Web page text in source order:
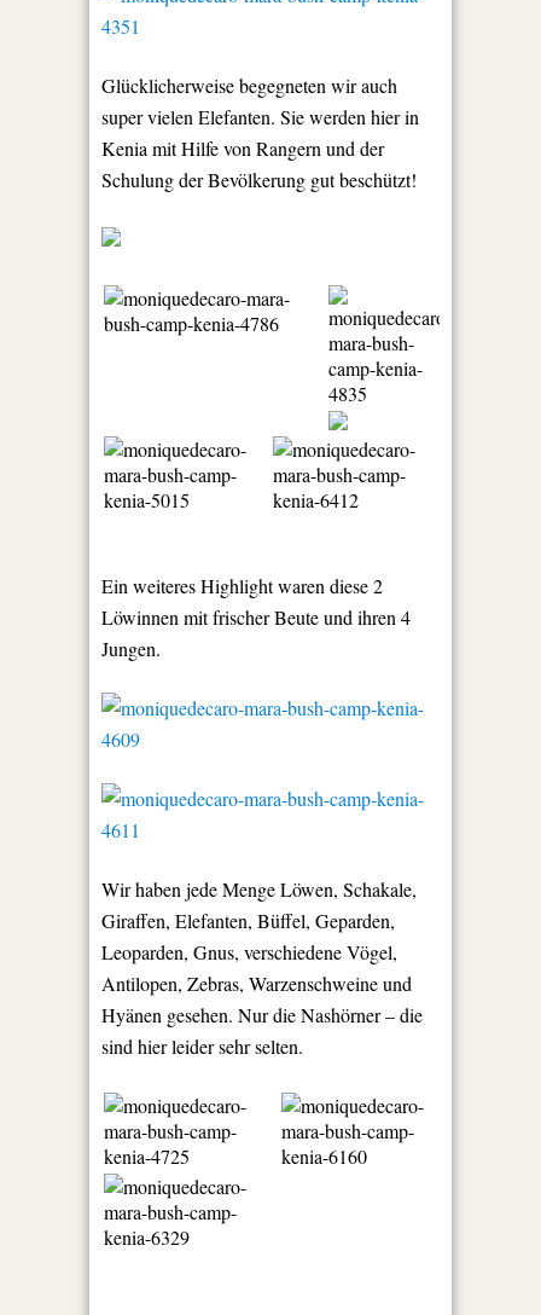
Glücklicherweise begegneten wir auch
super vielen Elefanten. Sie werden hier in
Kenia mit Hilfe von Rangern und der
Schulung der Bevölkerung gut beschützt!
Ein weiteres Highlight waren diese 2
Löwinnen mit frischer Beute und ihren 4
Jungen.
Wir haben jede Menge Löwen, Schakale,
Giraffen, Elefanten, Büffel, Geparden,
Leoparden, Gnus, verschiedene Vögel,
Antilopen, Zebras, Warzenschweine und
Hyänen gesehen. Nur die Nashörner – die
sind hier leider sehr selten.